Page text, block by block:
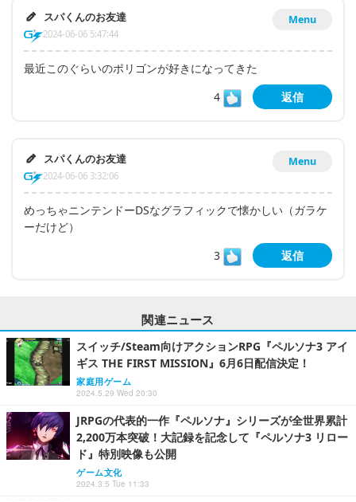
Menu
スパくんのお友達
2024-06-06 5:47:44
最近このぐらいのポリゴンが好きになってきた
4
返信
Menu
スパくんのお友達
2024-06-06 3:32:06
めっちゃニンテンドーDSなグラフィックで懐かしい（ガラケ
ーだけど）
3
返信
関連ニュース
スイッチ/Steam向けアクションRPG『ペルソナ3 アイ
ギス THE FIRST MISSION』6月6日配信決定！
家庭用ゲーム
2024.5.29 Wed 20:30
JRPGの代表的一作『ペルソナ』シリーズが全世界累計
2,200万本突破！大記録を記念して『ペルソナ3 リロー
ド』特別映像も公開
ゲーム文化
2024.3.5 Tue 11:33